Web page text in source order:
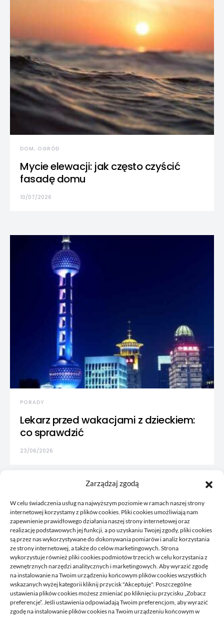
Zarządzaj zgodą
W celu świadczenia usług na najwyższym poziomie w ramach naszej strony
internetowej korzystamy z plików cookies. Pliki cookies umożliwiają nam
zapewnienie prawidłowego działania naszej strony internetowej oraz
realizację podstawowych jej funkcji, a po uzyskaniu Twojej zgody, pliki cookies
są przez nas wykorzystywane do dokonywania pomiarów i analiz korzystania
ze strony internetowej, a także do celów marketingowych. Strona
wykorzystuje również pliki cookies podmiotów trzecich w celu korzystania z
zewnętrznych narzędzi analitycznych i marketingowych. Aby wyrazić zgodę
na instalowanie na Twoim urządzeniu końcowym plików cookies wszystkich
wskazanych wyżej kategorii kliknij przycisk "Akceptuję". Poszczególne
ustawienia plików cookies możesz zmieniać po kliknięciu przycisku „Zobacz
preferencje”. Jeśli ustawienia odpowiadają Twoim preferencjom, aby wyrazić
zgodę na instalowanie plików cookies na Twoim urządzeniu końcowym w
DOM, OGRÓD
Mycie elewacji: jak często czyścić
fasadę domu
10/07/2026
PORADY
Lekarz przed wakacjami z dzieckiem:
co sprawdzić
23/06/2026
Korkowy to blog, gdzie publikujemy własne przemyślenia, to
co nam przyjdzie akurat na myśl, czym chcemy się z wami
podzielić. Zawsze tworzymy coś co może się przydać
komuś, staramy się odpowiadać na pytania, które do nas